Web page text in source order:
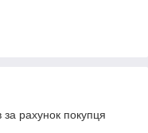
рахунок покупця